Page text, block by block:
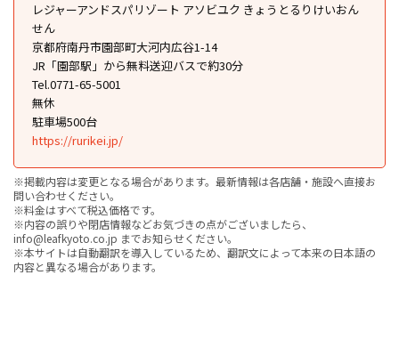
レジャーアンドスパリゾート アソビユク きょうとるりけいおん
せん
京都府南丹市園部町大河内広谷1-14
JR「園部駅」から無料送迎バスで約30分
Tel.0771-65-5001
無休
駐車場500台
https://rurikei.jp/
※掲載内容は変更となる場合があります。最新情報は各店舗・施設へ直接お
問い合わせください。
※料金はすべて税込価格です。
※内容の誤りや閉店情報などお気づきの点がございましたら、
info@leafkyoto.co.jp までお知らせください。
※本サイトは自動翻訳を導入しているため、翻訳文によって本来の日本語の
内容と異なる場合があります。